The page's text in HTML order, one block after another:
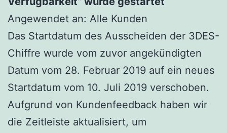
Angewendet an: Alle Kunden
Das Startdatum des Ausscheiden der 3DES-
Chiffre wurde vom zuvor angekündigten
Datum vom 28. Februar 2019 auf ein neues
Startdatum vom 10. Juli 2019 verschoben.
Aufgrund von Kundenfeedback haben wir
die Zeitleiste aktualisiert, um